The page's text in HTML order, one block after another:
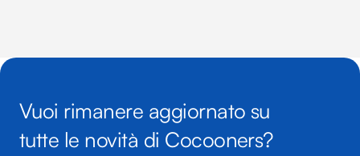
Vuoi rimanere aggiornato su
tutte le novità di Cocooners?